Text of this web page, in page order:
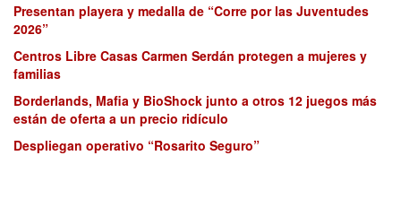
Presentan playera y medalla de “Corre por las Juventudes
2026”
Centros Libre Casas Carmen Serdán protegen a mujeres y
familias
Borderlands, Mafia y BioShock junto a otros 12 juegos más
están de oferta a un precio ridículo
Despliegan operativo “Rosarito Seguro”